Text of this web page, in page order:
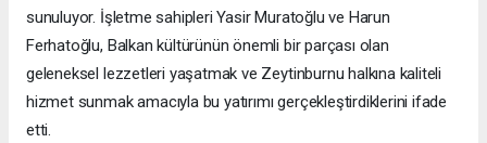
sunuluyor. İşletme sahipleri Yasir Muratoğlu ve Harun
Ferhatoğlu, Balkan kültürünün önemli bir parçası olan
geleneksel lezzetleri yaşatmak ve Zeytinburnu halkına kaliteli
hizmet sunmak amacıyla bu yatırımı gerçekleştirdiklerini ifade
etti.